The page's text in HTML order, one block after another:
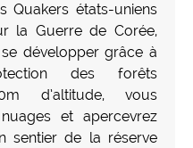
Quakers états-uniens
la Guerre de Corée,
développer grâce à
des forêts
d’altitude, vous
et apercevrez
sentier de la réserve